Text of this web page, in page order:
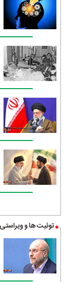
توئیت ها و